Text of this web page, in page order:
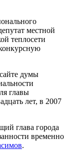
местной
теплосети
думы
главы
лет, в 2007
глава города
временно
.